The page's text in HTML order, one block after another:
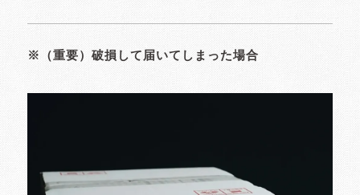
※（重要）破損して届いてしまった場合